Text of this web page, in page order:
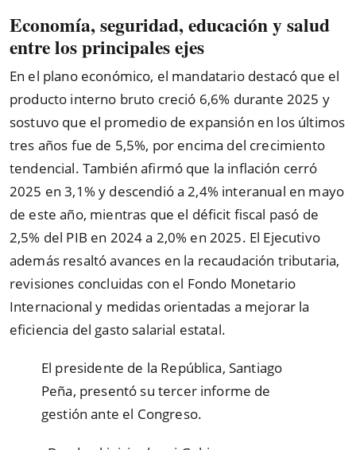
Economía, seguridad, educación y salud
entre los principales ejes
En el plano económico, el mandatario destacó que el
producto interno bruto creció 6,6% durante 2025 y
sostuvo que el promedio de expansión en los últimos
tres años fue de 5,5%, por encima del crecimiento
tendencial. También afirmó que la inflación cerró
2025 en 3,1% y descendió a 2,4% interanual en mayo
de este año, mientras que el déficit fiscal pasó de
2,5% del PIB en 2024 a 2,0% en 2025. El Ejecutivo
además resaltó avances en la recaudación tributaria,
revisiones concluidas con el Fondo Monetario
Internacional y medidas orientadas a mejorar la
eficiencia del gasto salarial estatal.
El presidente de la República, Santiago
Peña, presentó su tercer informe de
gestión ante el Congreso.